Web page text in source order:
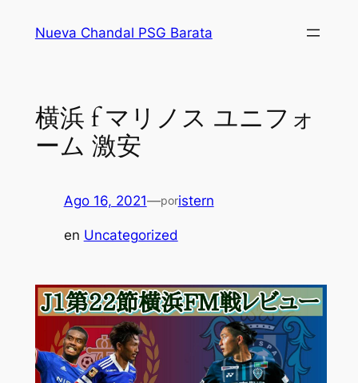
Nueva Chandal PSG Barata
横浜 f マリノス ユニフォ
ーム 激安
Ago 16, 2021—poristern
en Uncategorized